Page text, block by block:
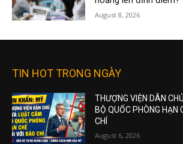
August 8, 2026
TIN HOT TRONG NGÀY
THƯỢNG VIỆN DÂN
BỘ QUỐC PHÒNG HẠN
CHÍ
August 6, 2026